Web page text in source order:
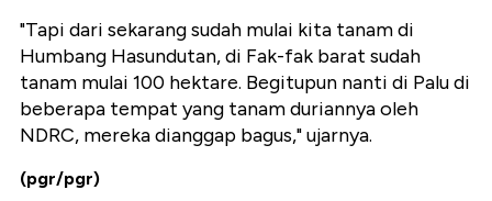
"Tapi dari sekarang sudah mulai kita tanam di
Humbang Hasundutan, di Fak-fak barat sudah
tanam mulai 100 hektare. Begitupun nanti di Palu di
beberapa tempat yang tanam duriannya oleh
NDRC, mereka dianggap bagus," ujarnya.
(pgr/pgr)